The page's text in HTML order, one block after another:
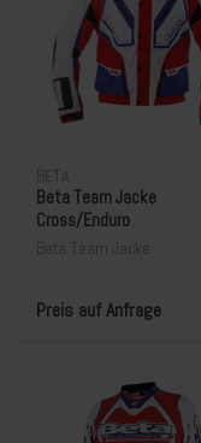
BETA
Beta Team Jacke
Cross/Enduro
Beta Team Jacke
Preis auf Anfrage